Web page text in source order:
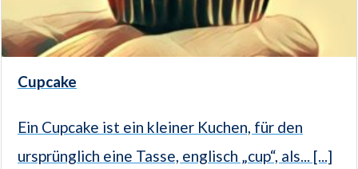
Cupcake
Ein Cupcake ist ein kleiner Kuchen, für den
ursprünglich eine Tasse, englisch „cup“, als... [...]